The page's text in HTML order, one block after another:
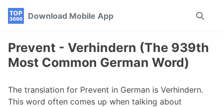
Skip
navigation
Skip
Skip
Download Mobile App
Toggle
Prevent - Verhindern (The 939th
Most Common German Word)
The translation for Prevent in German is Verhindern.
This word often comes up when talking about